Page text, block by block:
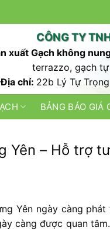
CÔNG TY
xuất Gạch không
terrazzo, gạch
Địa chỉ: 22b Lý Tự
BẢNG BÁO GIÁ
Yên – Hỗ trợ
Yên ngày càng
càng được quan